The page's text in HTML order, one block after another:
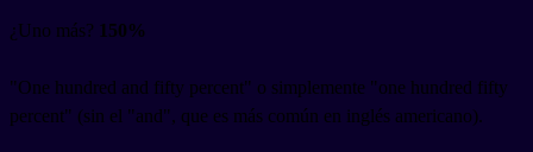
¿Uno más? 150%
"One hundred and fifty percent" o simplemente "one hundred fifty
percent" (sin el "and", que es más común en inglés americano).